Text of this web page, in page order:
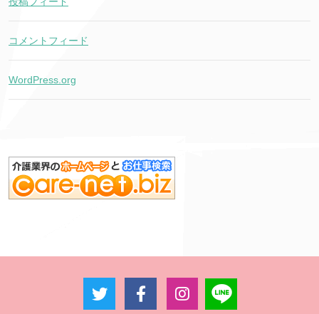
コメントフィード
WordPress.org